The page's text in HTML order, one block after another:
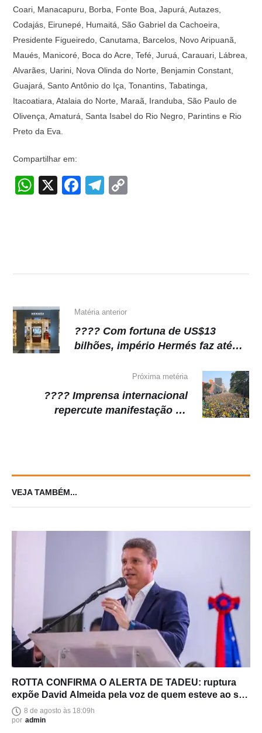
Coari, Manacapuru, Borba, Fonte Boa, Japurá, Autazes,
Codajás, Eirunepé, Humaitá, São Gabriel da Cachoeira,
Presidente Figueiredo, Canutama, Barcelos, Novo Aripuanã,
Maués, Manicoré, Boca do Acre, Tefé, Juruá, Carauari, Lábrea,
Alvarães, Uarini, Nova Olinda do Norte, Benjamin Constant,
Guajará, Santo Antônio do Iça, Tonantins, Tabatinga,
Itacoatiara, Atalaia do Norte, Maraã, Iranduba, São Paulo de
Olivença, Amaturá, Santa Isabel do Rio Negro, Parintins e Rio
Preto da Eva.
Compartilhar em:
W
p
X
F
o
k
T
m n
Matéria anterior
???? Com fortuna de US$13
bilhões, império Hermés faz até
Próxima metéria
???? Imprensa internacional
repercute manifestação na
VEJA TAMBÉM...
ROTTA CONFIRMA O ALERTA DE TADEU: ruptura
expõe David Almeida pela voz de quem esteve ao seu
lado8 de agosto às 18:09h
por admin